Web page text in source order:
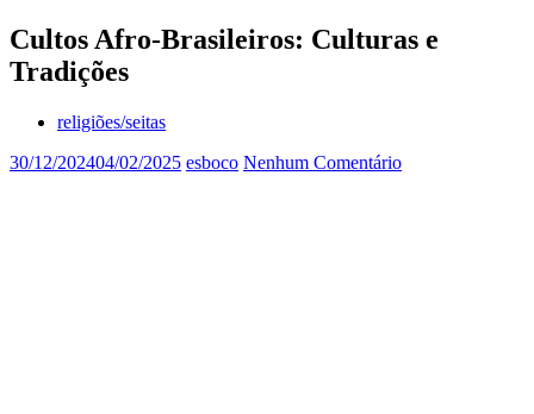
Cultos Afro-Brasileiros: Culturas e
Tradições
religiões/seitas
30/12/202404/02/2025 esboco Nenhum Comentário